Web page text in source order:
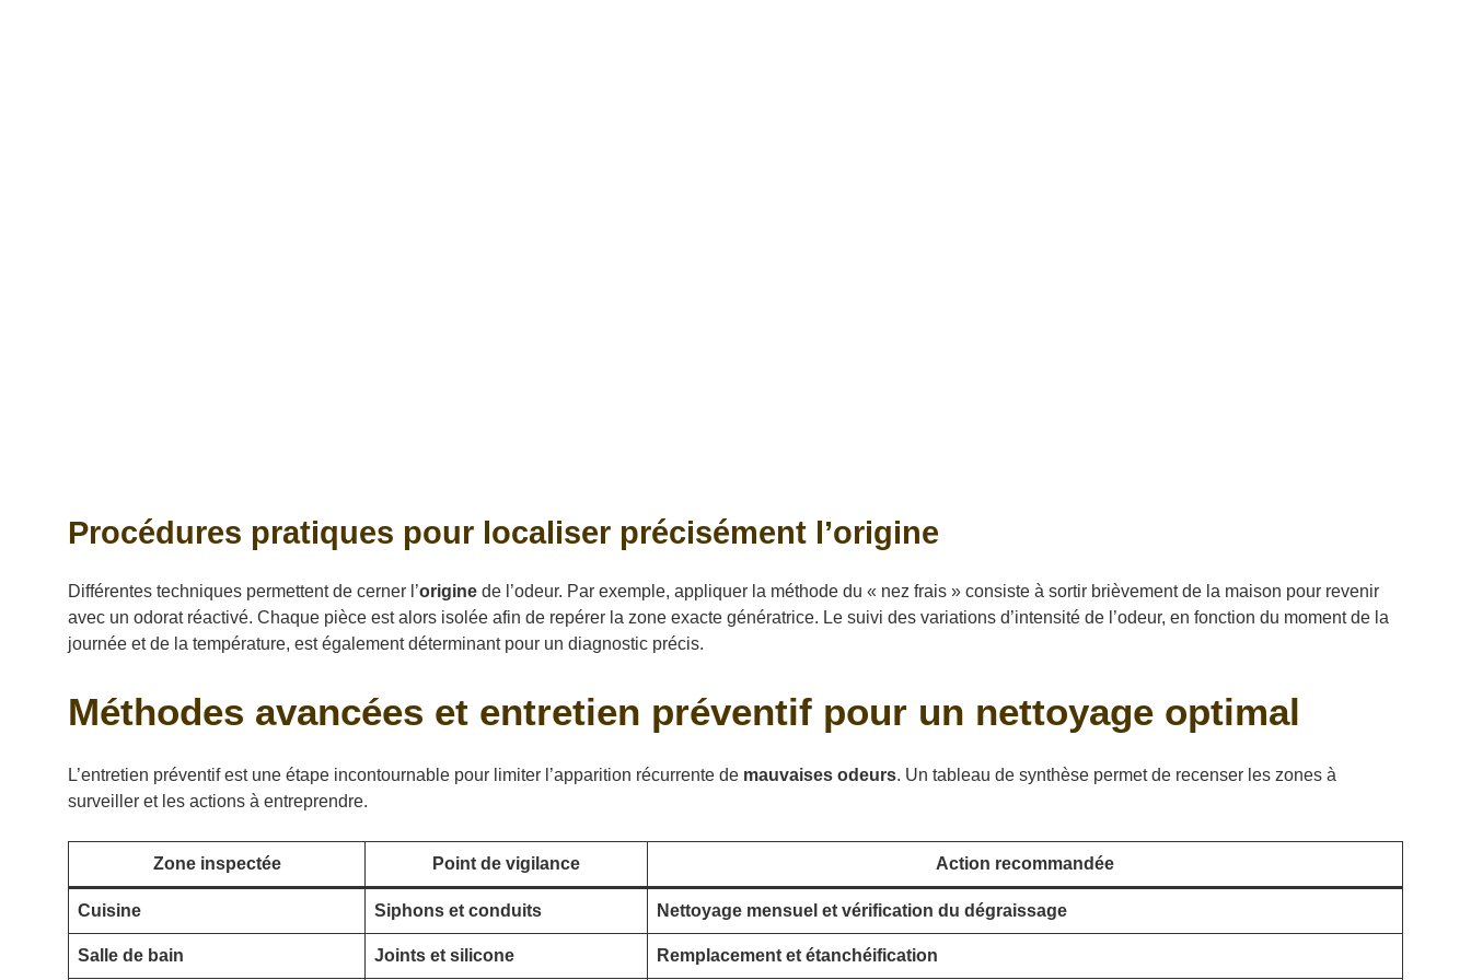
Procédures pratiques pour localiser précisément l’origine
Différentes techniques permettent de cerner l’origine de l’odeur. Par exemple, appliquer la méthode du « nez frais » consiste à sortir brièvement de la maison pour revenir
avec un odorat réactivé. Chaque pièce est alors isolée afin de repérer la zone exacte génératrice. Le suivi des variations d’intensité de l’odeur, en fonction du moment de la
journée et de la température, est également déterminant pour un diagnostic précis.
Méthodes avancées et entretien préventif pour un nettoyage optimal
L’entretien préventif est une étape incontournable pour limiter l’apparition récurrente de mauvaises odeurs. Un tableau de synthèse permet de recenser les zones à
surveiller et les actions à entreprendre.
Zone inspectée Point de vigilance Action recommandée
Cuisine Siphons et conduits Nettoyage mensuel et vérification du dégraissage
Salle de bain Joints et silicone Remplacement et étanchéification